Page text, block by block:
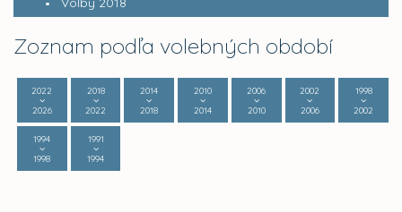
Zoznam podľa volebných období
2022
2026
2018
2022
2014
2018
2010
2014
2006
2010
2002
2006
1998
2002
1994
1998
1991
1994